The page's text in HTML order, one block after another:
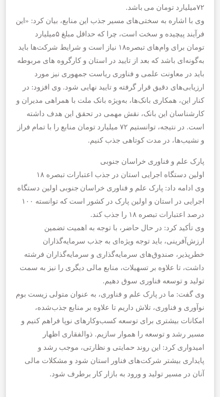
۷۲میلیارد تومان می باشد.
وی با اشاره به سختی‌های مسیر جذب این منابع، بیان کرد: «این
فرآیند پیچیده و سخت است، چرا که حداقل مبلغ ۵میلیارد
تومان برای وام‌های تبصره۱۸ نیاز است و شرایط شرکت‌ها باید
به‌گونه‌ای باشد که بعد از تایید در استان و‌ کارگروه های مربوطه
باید در معاونت علمی و فناوری ریاست جمهوری نیز مورد
ارزیابی‌های دقیق قرار گرفته و‌ تایید نهایی شود. وی افزود: در
کنار این، همکاری بانک‌ها، به‌ویژه بانک ملت با همراهی مدیران و
کارشناسان این بانک، نقش مهمی در تحقق این هدف داشته
است. در نتیجه، توانستیم ۷۲ میلیارد تومان منابع را با تمام فراز
و نشیب‌ها، در مدت کوتاهی جذب کنیم.
پارک علم و فناوری خراسان جنوبی
اولین دستگاه اجرایی استان در جذب اعتبارات تبصره ۱۸
وی ادامه داد: پارک علم و فناوری خراسان جنوبی اولین دستگاه
اجرایی در استان و اولین پارک در کشور است که توانسته ۱۰۰
درصد اعتبارات تبصره ۱۸ را جذب کند.
وی تأکید کرد: در حال حاضر، با توجه به اهمیت تضمین
ارزش‌آفرینی، باید توجه ویژه‌ای به جذب سرمایه‌گذاران
خطرپذیر، صندوق‌های سرمایه‌گذاری و سرمایه‌گذاران فرشته
داشت، تا علاوه بر تسهیلات، منابع مالی دیگری را نیز به سمت
تولید و توسعه فناوری سوق دهیم.
وی گفت: ما در پارک علم و فناوری، به عنوان متولی زیست‌ بوم
نوآوری و فناوری، تلاش داریم تا علاوه بر منابع جذب‌شده،
امکانات بیشتری برای توسعه کسب‌وکارهای نوپا فراهم کنیم و
مسیر رشد و توسعه را هموار سازیم. ذوالفقاری اظهار
امیدواری کرد: این روند حمایتی و نظارتی، موجب رشد و
پایداری بیشتر شرکت‌های فناور استان شود و مشکلات مالی
آنان در مسیر تولید و ورود به بازار کار برطرف شود.